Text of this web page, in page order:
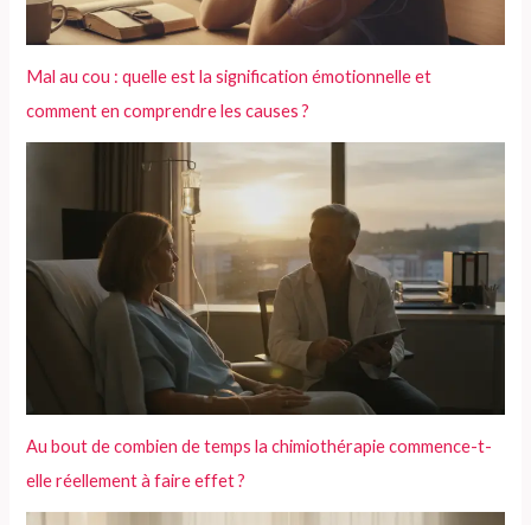
Mal au cou : quelle est la signification émotionnelle et
comment en comprendre les causes ?
Au bout de combien de temps la chimiothérapie commence-t-
elle réellement à faire effet ?